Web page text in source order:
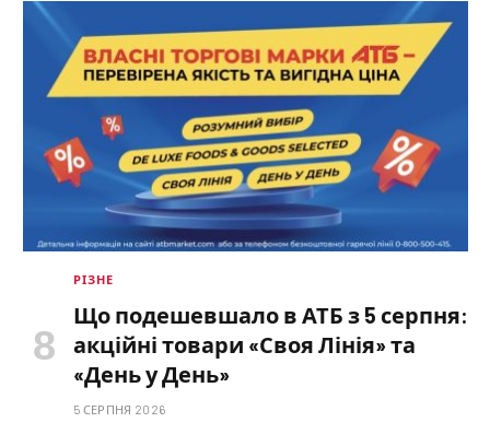
РІЗНЕ
Що подешевшало в АТБ з 5 серпня:
акційні товари «Своя Лінія» та
«День у День»
5 СЕРПНЯ 2026